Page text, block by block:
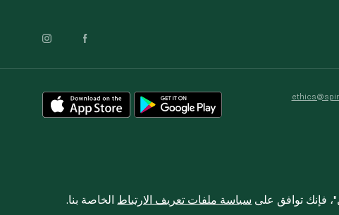
فإنك توافق على سياسة ملفات تعريف الارتباط الخاصة بنا.